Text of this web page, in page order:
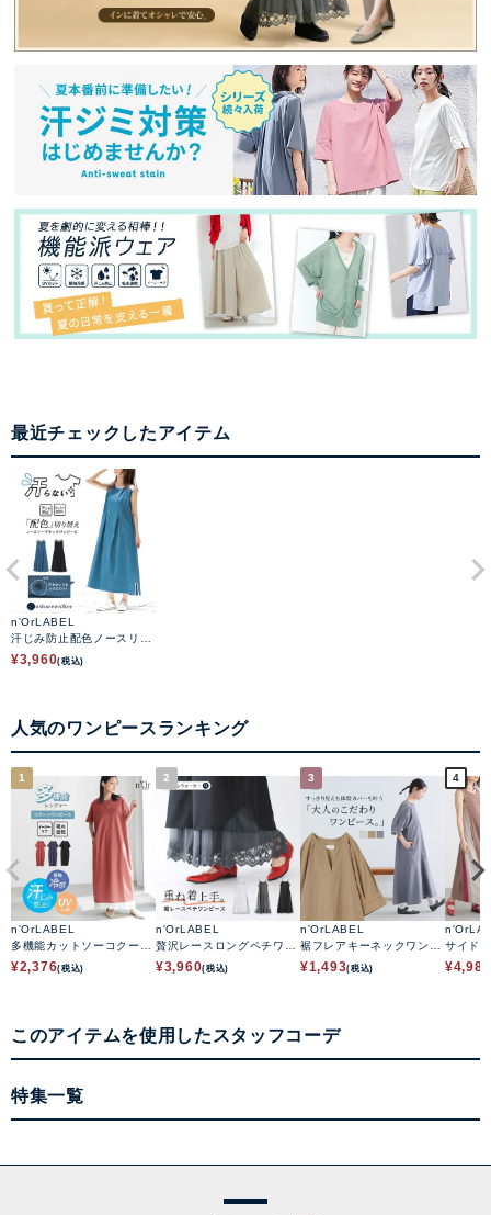
最近チェックしたアイテム
n'OrLABEL
汗じみ防止配色ノースリー
ブワンピース
¥3,960(税込)
人気のワンピースランキング
1
n'OrLABEL
多機能カットソーコクーン
ワンピース
¥2,376(税込)
2
n'OrLABEL
贅沢レースロングペチワン
ピース
¥3,960(税込)
3
n'OrLABEL
裾フレアキーネックワンピ
ース
¥1,493(税込)
4
サイド
リーブ
¥4,980
このアイテムを使用したスタッフコーデ
特集一覧